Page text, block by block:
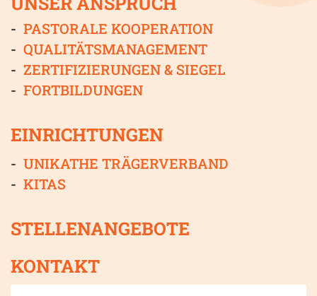
PASTORALE KOOPERATION
QUALITÄTSMANAGEMENT
ZERTIFIZIERUNGEN & SIEGEL
FORTBILDUNGEN
EINRICHTUNGEN
UNIKATHE TRÄGERVERBAND
KITAS
STELLENANGEBOTE
KONTAKT